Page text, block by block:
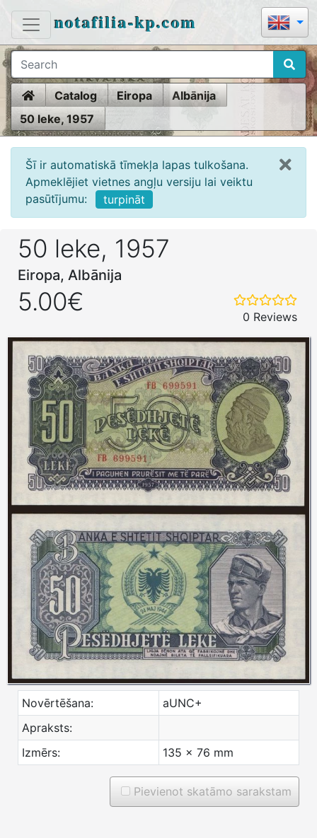
notafilia-kp.com
HomeCatalog Eiropa
Albānija
50 leke, 1957
Šī ir automatiskā tīmekļa lapas tulkošana.
Apmeklējiet vietnes angļu versiju lai veiktu
pasūtījumu:
turpināt
50 leke, 1957
Eiropa, Albānija
5.00€
0 Reviews
Novērtēšana:
aUNC+
Apraksts:
Izmērs:
135 x 76 mm
Pievienot skatāmo sarakstam